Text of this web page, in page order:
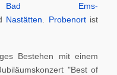
Bad Ems-
Nastätten Probenortist
Bestehen mit einem
"Best of